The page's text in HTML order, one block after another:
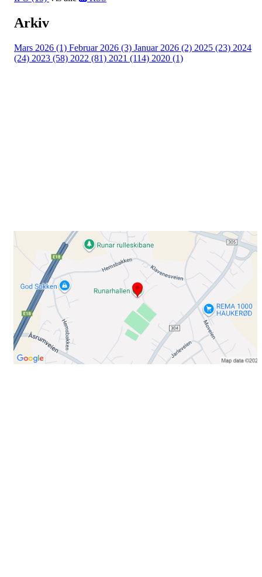
Arkiv
Mars 2026 (1) Februar 2026 (3) Januar 2026 (2) 2025 (23) 2024
(24) 2023 (58) 2022 (81) 2021 (114) 2020 (1)